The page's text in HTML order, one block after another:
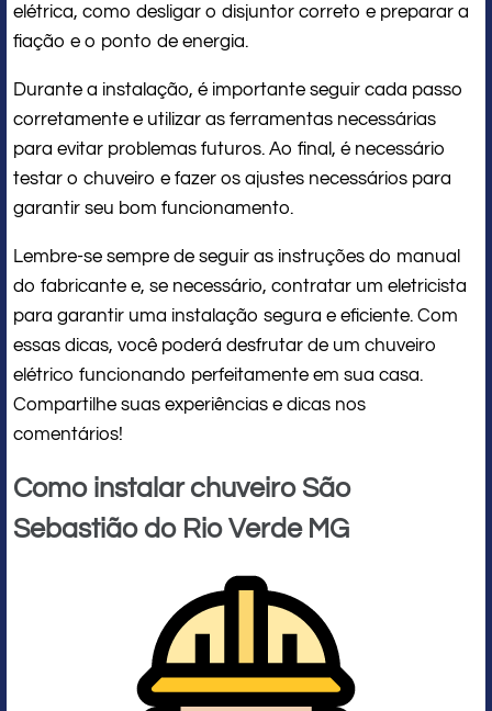
elétrica, como desligar o disjuntor correto e preparar a
fiação e o ponto de energia.
Durante a instalação, é importante seguir cada passo
corretamente e utilizar as ferramentas necessárias
para evitar problemas futuros. Ao final, é necessário
testar o chuveiro e fazer os ajustes necessários para
garantir seu bom funcionamento.
Lembre-se sempre de seguir as instruções do manual
do fabricante e, se necessário, contratar um eletricista
para garantir uma instalação segura e eficiente. Com
essas dicas, você poderá desfrutar de um chuveiro
elétrico funcionando perfeitamente em sua casa.
Compartilhe suas experiências e dicas nos
comentários!
Como instalar chuveiro São
Sebastião do Rio Verde MG